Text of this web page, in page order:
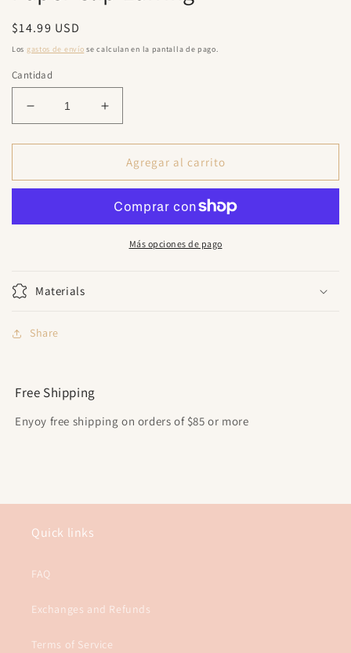
una
modal
Precio
habitual
$14.99 USD
Los gastos de envío se calculan en la pantalla de pago.
Cantidad
Reducir
cantidad
para
Clip
Aumentar
cantidad
para
Paper
Clip
Agregar al carrito
Más opciones de pago
Materials
Share
Free Shipping
Enyoy free shipping on orders of $85 or more
Quick links
FAQ
Exchanges and Refunds
Terms of Service